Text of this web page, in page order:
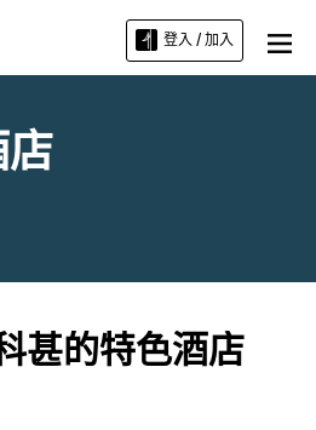
登入 / 加入
店
甚的特色酒店